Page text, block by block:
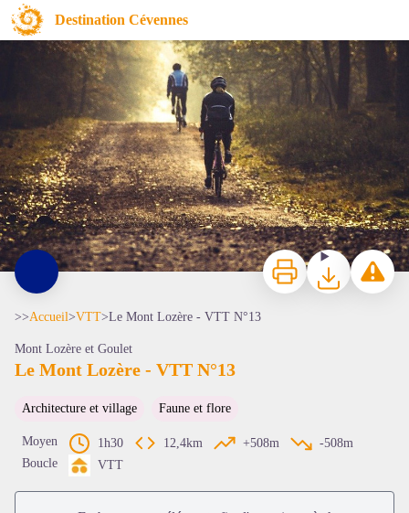
Destination Cévennes
Le Mont Lozère - VTT N°13
© Byjojo
Voir l'image en plein écran
ImprimerTéléchargerSignaler
>>Accueil>VTT>Le Mont Lozère - VTT N°13
Mont Lozère et Goulet
Le Mont Lozère - VTT N°13
Architecture et village Faune et flore
Moyen 1h30 12,4km +508m
-508m
Boucle
VTT